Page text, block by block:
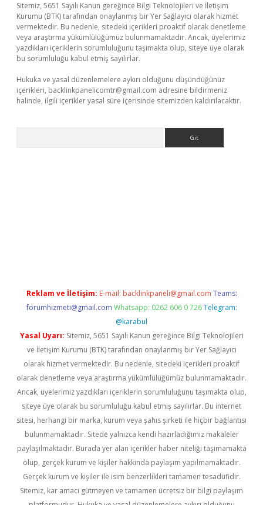
Sitemiz, 5651 Sayılı Kanun gereğince Bilgi Teknolojileri ve İletişim
Kurumu (BTK) tarafından onaylanmış bir Yer Sağlayıcı olarak hizmet
vermektedir. Bu nedenle, sitedeki içerikleri proaktif olarak denetleme
veya araştırma yükümlülüğümüz bulunmamaktadır. Ancak, üyelerimiz
yazdıkları içeriklerin sorumluluğunu taşımakta olup, siteye üye olarak
bu sorumluluğu kabul etmiş sayılırlar.
Hukuka ve yasal düzenlemelere aykırı olduğunu düşündüğünüz
içerikleri, backlinkpanelicomtr@gmail.com adresine bildirmeniz
halinde, ilgili içerikler yasal süre içerisinde sitemizden kaldırılacaktır.
Reklam ve İletişim: E-mail: backlinkpaneli@gmail.com Teams:
forumhizmeti@gmail.com Whatsapp: 0262 606 0 726 Telegram:
@karabul
Yasal Uyarı: Sitemiz, 5651 Sayılı Kanun gereğince Bilgi Teknolojileri
ve İletişim Kurumu (BTK) tarafından onaylanmış bir Yer Sağlayıcı
olarak hizmet vermektedir. Bu nedenle, sitedeki içerikleri proaktif
olarak denetleme veya araştırma yükümlülüğümüz bulunmamaktadır.
Ancak, üyelerimiz yazdıkları içeriklerin sorumluluğunu taşımakta olup,
siteye üye olarak bu sorumluluğu kabul etmiş sayılırlar. Bu internet
sitesi, herhangi bir marka, kurum veya şahıs şirketi ile hiçbir bağlantısı
bulunmamaktadır. Sitede yalnızca kendi hazırladığımız makaleler
paylaşılmaktadır. Burada yer alan içerikler haber niteliği taşımamakta
olup, gerçek kurum ve kişiler hakkında paylaşım yapılmamaktadır.
Gerçek kurum ve kişiler ile isim benzerlikleri tamamen tesadüfidir.
Sitemiz, kar amacı gütmeyen ve tamamen ücretsiz bir bilgi paylaşım